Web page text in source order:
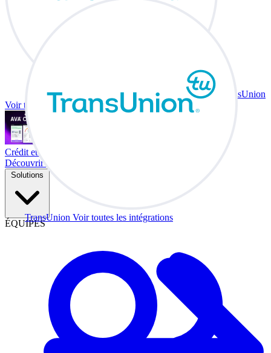
TransUnion Voir toutes les intégrations
TransUnion
Voir toutes les intégrations
Crédit et échange à votre bureau.
Découvrir Co-Driver
Solutions
ÉQUIPES